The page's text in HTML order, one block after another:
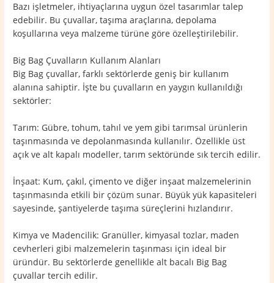
Bazı işletmeler, ihtiyaçlarına uygun özel tasarımlar talep
edebilir. Bu çuvallar, taşıma araçlarına, depolama
koşullarına veya malzeme türüne göre özelleştirilebilir.
Big Bag Çuvalların Kullanım Alanları
Big Bag çuvallar, farklı sektörlerde geniş bir kullanım
alanına sahiptir. İşte bu çuvalların en yaygın kullanıldığı
sektörler:
Tarım: Gübre, tohum, tahıl ve yem gibi tarımsal ürünlerin
taşınmasında ve depolanmasında kullanılır. Özellikle üst
açık ve alt kapalı modeller, tarım sektöründe sık tercih edilir.
İnşaat: Kum, çakıl, çimento ve diğer inşaat malzemelerinin
taşınmasında etkili bir çözüm sunar. Büyük yük kapasiteleri
sayesinde, şantiyelerde taşıma süreçlerini hızlandırır.
Kimya ve Madencilik: Granüller, kimyasal tozlar, maden
cevherleri gibi malzemelerin taşınması için ideal bir
üründür. Bu sektörlerde genellikle alt bacalı Big Bag
çuvallar tercih edilir.